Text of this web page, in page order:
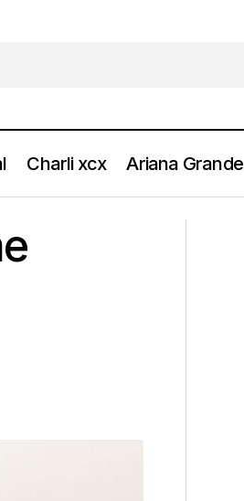
Charli xcx Ariana Grande
alla settimana